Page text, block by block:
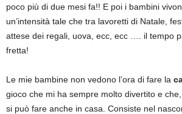
poco più di due mesi fa!! E poi i bambini
un’intensità tale che tra lavoretti di Natale,
attese dei regali, uova, ecc, ecc …. il tempo
fretta!
Le mie bambine non vedono l’ora di fare la
gioco che mi ha sempre molto divertito e
si può fare anche in casa. Consiste nel